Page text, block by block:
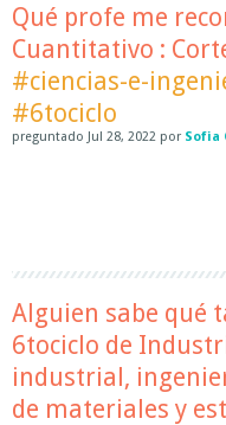
Qué profe me
Cuantitativo :
#ciencias-e-
#6tociclo
preguntado Jul 28, 2022 por Sofia
Alguien sabe qué
6tociclo de
industrial,
de materiales y